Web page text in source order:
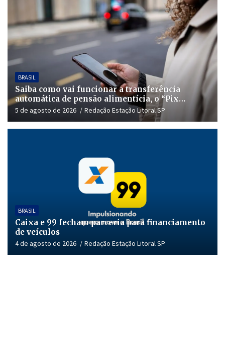
BRASIL
Saiba como vai funcionar a transferência
automática de pensão alimentícia, o “Pix
Pensão”
5 de agosto de 2026 Redação Estação Litoral SP
BRASIL
Caixa e 99 fecham parceria para financiamento
de veículos
4 de agosto de 2026 Redação Estação Litoral SP